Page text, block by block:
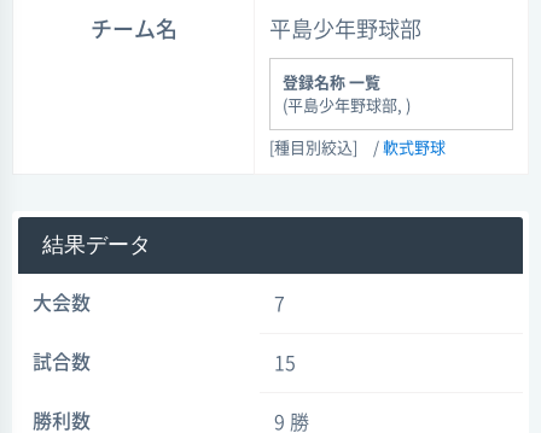
チーム名 平島少年野球部
登録名称 一覧
(平島少年野球部, )
[種目別絞込] / 軟式野球
結果データ
大会数 7
試合数 15
勝利数 9 勝